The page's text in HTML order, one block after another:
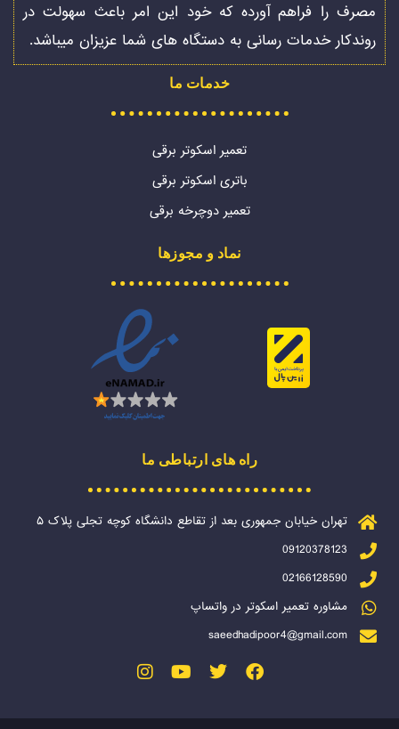
مصرف را فراهم آورده که خود این امر باعث سهولت در
روندکار خدمات رسانی به دستگاه های شما عزیزان میباشد.
خدمات ما
تعمیر اسکوتر برقی
باتری اسکوتر برقی
تعمیر دوچرخه برقی
نماد و مجوزها
راه های ارتباطی ما
تهران خیابان جمهوری بعد از تقاطع دانشگاه کوچه تجلی پلاک ۵
09120378123
02166128590
مشاوره تعمیر اسکوتر در واتساپ
saeedhadipoor4@gmail.com